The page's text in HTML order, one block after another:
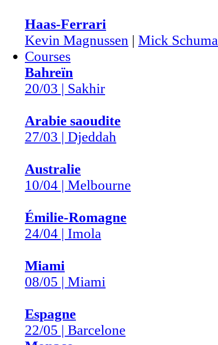
Haas-Ferrari
Kevin Magnussen | Mick
Courses
Bahreïn
20/03 | Sakhir
Arabie saoudite
27/03 | Djeddah
Australie
10/04 | Melbourne
Émilie-Romagne
24/04 | Imola
Miami
08/05 | Miami
Espagne
22/05 | Barcelone